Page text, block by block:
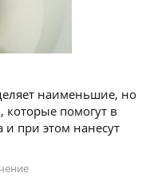
наименьшие, но
которые помогут в
и при этом нанесут